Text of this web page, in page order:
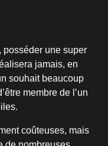
posséder une super
jamais, en
souhait beaucoup
membre de l’un
coûteuses, mais